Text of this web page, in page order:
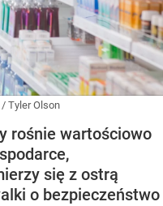
/ Tyler Olson
rośnie wartościowo
się z ostrą
o bezpieczeństwo